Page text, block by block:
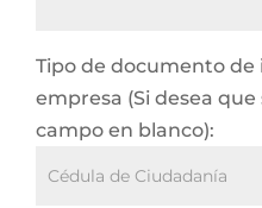
Tipo de documento de
empresa (Si desea
campo en blanco):